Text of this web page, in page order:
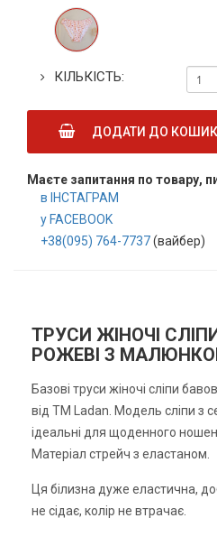
КІЛЬКІСТЬ:
ДОДАТИ ДО
Маєте запитання по товару,
в ІНСТАГРАМ
у FACEBOOK
+38(095) 764-7737(вайбер)
ТРУСИ ЖІНОЧІ
РОЖЕВІ З
Базові труси жіночі сліпи
від ТМ Ladan. Модель сліпи з
ідеальні для щоденного
Матеріал стрейч з еластаном.
Ця білизна дуже еластична,
не сідає, колір не втрачає.